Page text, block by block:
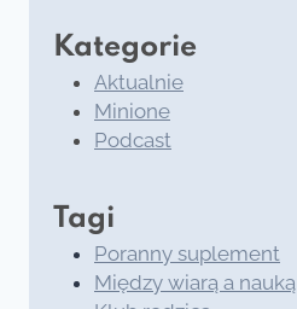
Kategorie
Aktualnie
Minione
Podcast
Tagi
Poranny suplement
Między wiarą a nauką